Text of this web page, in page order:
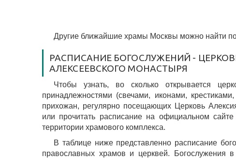
Другие ближайшие храмы Москвы можно найти
РАСПИСАНИЕ БОГОСЛУЖЕНИЙ -
АЛЕКСЕЕВСКОГО МОНАСТЫРЯ
Чтобы узнать, во сколько открывается
принадлежностями (свечами, иконами,
прихожан, регулярно посещающих Церковь
или прочитать расписание на официальном
территории храмового комплекса.
В таблице ниже представленно расписание
православных храмов и церквей.